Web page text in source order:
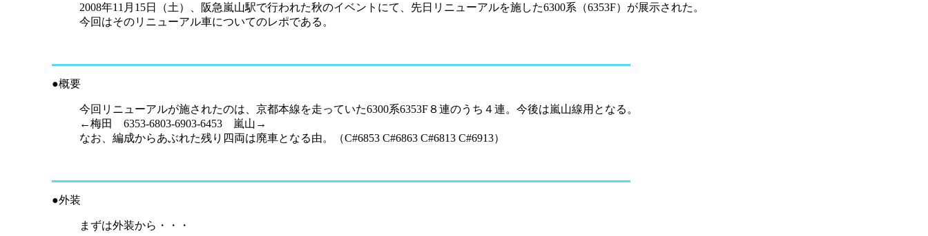
2008年11月15日（土）、阪急嵐山駅で行われた秋のイベントにて、先日リニューアルを施した6300系（6353F）が展示された。
今回はそのリニューアル車についてのレポである。
●概要
今回リニューアルが施されたのは、京都本線を走っていた6300系6353F８連のうち４連。今後は嵐山線用となる。
←梅田 6353-6803-6903-6453 嵐山→
なお、編成からあぶれた残り四両は廃車となる由。（C#6853 C#6863 C#6813 C#6913）
●外装
まずは外装から・・・